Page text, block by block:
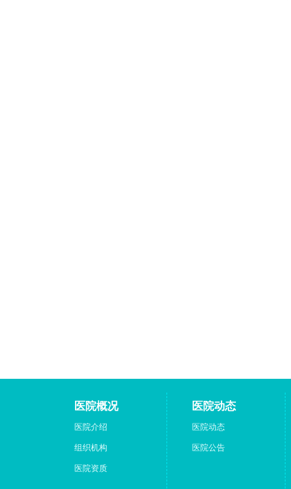
医院概况
医院介绍
组织机构
医院资质
医院动态
医院动态
医院公告